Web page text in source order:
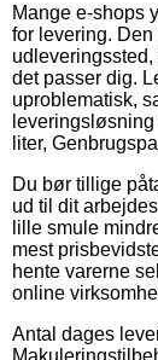
Mange e-shops
for levering.
det passer dig.
uproblematisk,
liter,
Du bør tillige
ud til dit
lille smule
mest
hente varerne
online
Antal dages